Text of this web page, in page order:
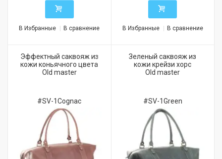
В Избранные В сравнение В Избранные В сравнение
Эффектный саквояж из
кожи коньячного цвета
Old master
#SV-1Cognac
Зеленый саквояж из
кожи крейзи хорс
Old master
#SV-1Green